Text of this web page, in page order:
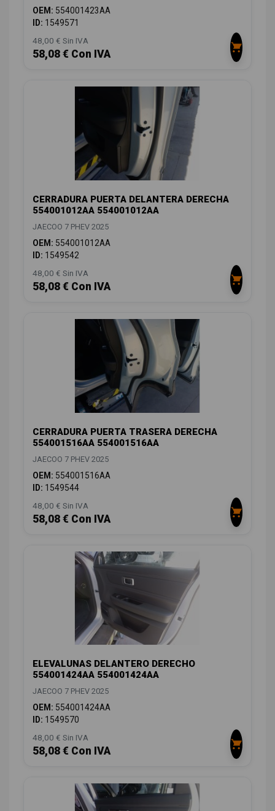
OEM: 554001423AA
ID: 1549571
48,00 € Sin IVA
58,08 € Con IVA
CERRADURA PUERTA DELANTERA DERECHA
554001012AA 554001012AA
JAECOO 7 PHEV 2025
OEM: 554001012AA
ID: 1549542
48,00 € Sin IVA
58,08 € Con IVA
CERRADURA PUERTA TRASERA DERECHA
554001516AA 554001516AA
JAECOO 7 PHEV 2025
OEM: 554001516AA
ID: 1549544
48,00 € Sin IVA
58,08 € Con IVA
ELEVALUNAS DELANTERO DERECHO
554001424AA 554001424AA
JAECOO 7 PHEV 2025
OEM: 554001424AA
ID: 1549570
48,00 € Sin IVA
58,08 € Con IVA